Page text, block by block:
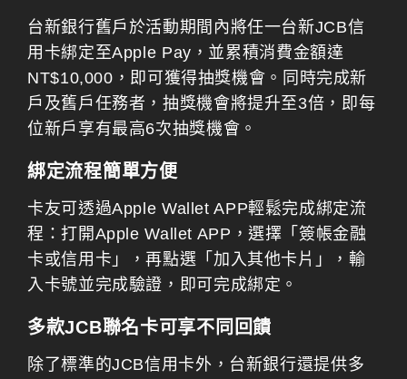
台新銀行舊戶於活動期間內將任一台新JCB信
用卡綁定至Apple Pay，並累積消費金額達
NT$10,000，即可獲得抽獎機會。同時完成新
戶及舊戶任務者，抽獎機會將提升至3倍，即每
位新戶享有最高6次抽獎機會。
綁定流程簡單方便
卡友可透過Apple Wallet APP輕鬆完成綁定流
程：打開Apple Wallet APP，選擇「簽帳金融
卡或信用卡」，再點選「加入其他卡片」，輸
入卡號並完成驗證，即可完成綁定。
多款JCB聯名卡可享不同回饋
除了標準的JCB信用卡外，台新銀行還提供多